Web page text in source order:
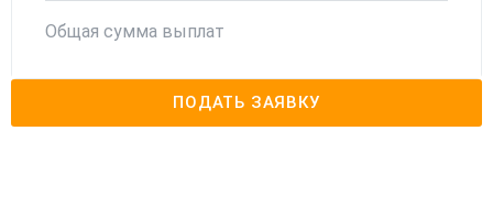
Общая сумма выплат
ПОДАТЬ ЗАЯВКУ